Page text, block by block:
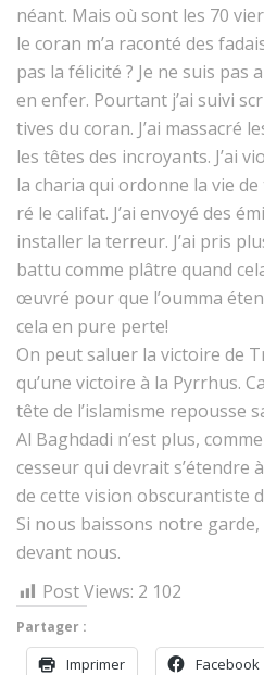
néant. Mais où sont les 70
le coran m’a racon­té des
pas la félic­ité ? Je ne suis pas
en enfer. Pour­tant j’ai suivi
tives du coran. J’ai mas­sacré
les têtes des incroy­ants. J’ai
la charia qui ordonne la vie
ré le cal­i­fat. J’ai envoyé des
installer la ter­reur. J’ai pris
bat­tu comme plâtre quand
œuvré pour que l’oum­ma
cela en pure perte!
On peut saluer la vic­toire de
qu’une vic­toire à la Pyrrhus.
tête de l’is­lamisme repousse
Al Bagh­da­di n’est plus,
cesseur qui devrait s’é­ten­dre
de cette vision obscu­ran­tiste
Si nous bais­sons notre
devant nous.
Post Views: 2 102
Partager :
Imprimer Face­book